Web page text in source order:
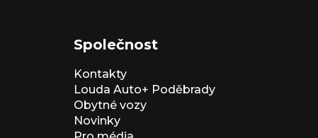
Společnost
Kontakty
Louda Auto+ Poděbrady
Obytné vozy
Novinky